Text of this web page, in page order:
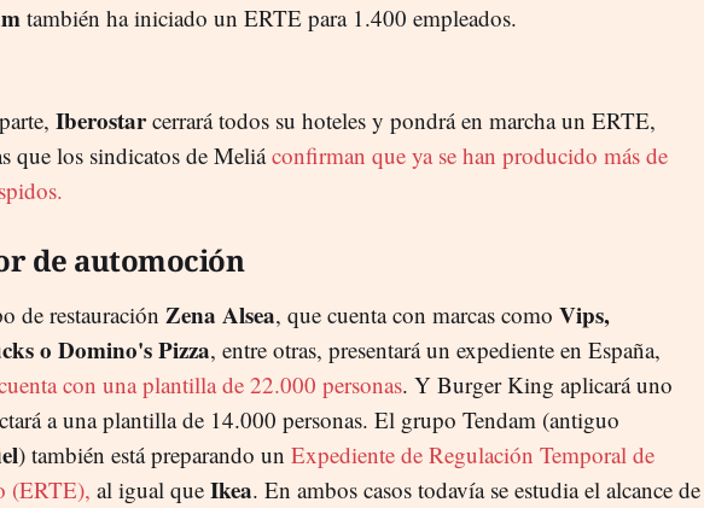
también ha iniciado un ERTE para 1.400 empleados.
Iberostarcerrará todos su hoteles y pondrá en marcha un ERTE,
que los sindicatos de Meliáconfirman que ya se han producido más de
de automoción
de restauración Zena Alsea, que cuenta con marcas como Vips,
o Domino's Pizza, entre otras, presentará un expediente en España,
con una plantilla de 22.000 personas. Y Burger King aplicará uno
a una plantilla de 14.000 personas. El grupo Tendam (antiguo
) también está preparando un Expediente de Regulación Temporal de
(ERTE), al igual que Ikea. En ambos casos todavía se estudia el alcance de